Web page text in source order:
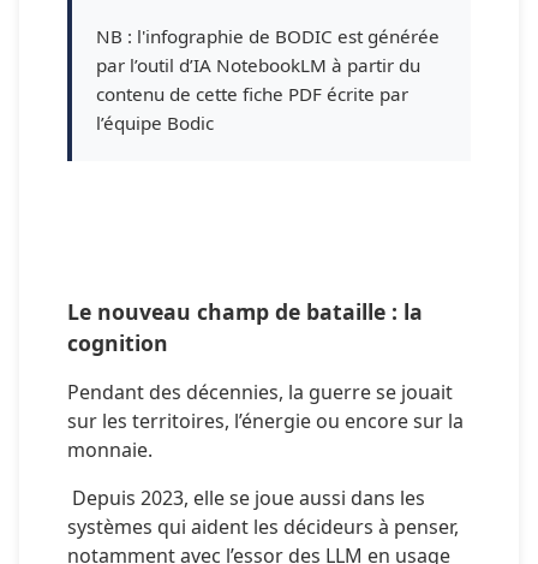
NB : l'infographie de BODIC est générée
par l’outil d’IA NotebookLM à partir du
contenu de cette fiche PDF écrite par
l’équipe Bodic
Le nouveau champ de bataille : la
cognition
Pendant des décennies, la guerre se jouait
sur les territoires, l’énergie ou encore sur la
monnaie.
systèmes qui aident les décideurs à penser,
notamment avec l’essor des LLM en usage